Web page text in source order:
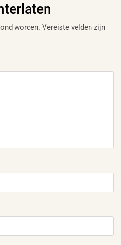
worden. Vereiste velden zijn